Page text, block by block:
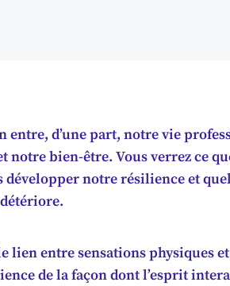
d’une part, notre vie
notre bien-être. Vous verrez ce
notre résilience et
lien entre sensations physiques
de la façon dont l’esprit